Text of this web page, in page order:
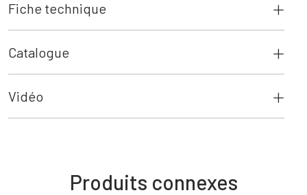
Fiche technique
Catalogue
Vidéo
Produits connexes